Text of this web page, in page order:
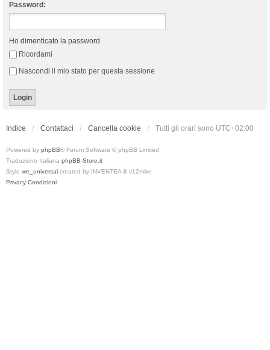
Password:
Ho dimenticato la password
Ricordami
Nascondi il mio stato per questa sessione
Indice Contattaci Cancella cookie Tutti gli orari sono UTC+02:00
Powered by phpBB® Forum Software © phpBB Limited
Traduzione Italiana phpBB-Store.it
Style we_universal created by INVENTEA & v12mike
Privacy Condizioni